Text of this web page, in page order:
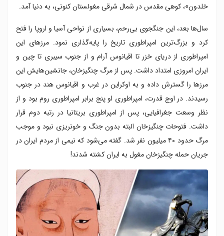
خلدون»، کوهی مقدس در شمال شرقی مغولستان کنونی، به دنیا آمد.
سال‌ها بعد، این جنگجوی بی‌رحم، بسیاری از نواحی آسیا و اروپا را فتح
کرد و بزرگ‌ترین امپراطوری تاریخ را پایه‌گذاری نمود. مرزهای این
امپراطوری از دریای خزر تا اقیانوس آرام و از جنوب سیبری تا چین و
ایران امروزی امتداد داشت. پس از مرگ چنگیزخان، جانشین‌هایش این
مرزها را گسترش داده و به اوکراین در غرب و اقیانوس هند در جنوب
رسیدند. در اوج قدرت، امپراطوری او پنج برابر امپراطوری روم بود و از
نظر وسعت جغرافیایی، پس از امپراطوری بریتانیا در رتبه دوم قرار
داشت. فتوحات چنگیزخان البته بدون جنگ و خونریزی نبود و موجب
مرگ حدود ۴۰ میلیون نفر شد. گفته می‌شود که نیمی از مردم ایران در
جریان حمله چنگیزخان مغول به ایران کشته شدند!